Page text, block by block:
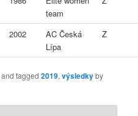
team
2002
AC Česká
Lípa
Z
and tagged2019,výsledkyby